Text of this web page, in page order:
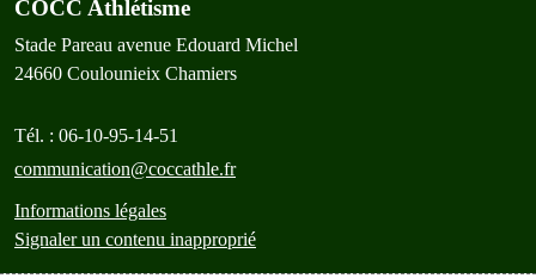
COCC Athlétisme
Stade Pareau avenue Edouard Michel
24660 Coulounieix Chamiers
Tél. : 06-10-95-14-51
communication@coccathle.fr
Informations légales
Signaler un contenu inapproprié